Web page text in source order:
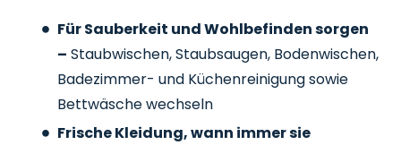
Für Sauberkeit und Wohlbefinden sorgen
– Staubwischen, Staubsaugen, Bodenwischen,
Badezimmer- und Küchenreinigung sowie
Bettwäsche wechseln
Frische Kleidung, wann immer sie